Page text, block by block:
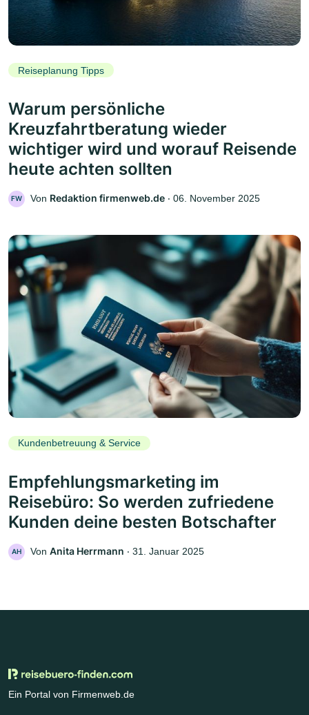
Reiseplanung Tipps
Warum persönliche
Kreuzfahrtberatung wieder
wichtiger wird und worauf Reisende
heute achten sollten
FW Von Redaktion firmenweb.de ‧ 06. November 2025
Kundenbetreuung & Service
Empfehlungsmarketing im
Reisebüro: So werden zufriedene
Kunden deine besten Botschafter
AH Von Anita Herrmann ‧ 31. Januar 2025
Ein Portal von Firmenweb.de